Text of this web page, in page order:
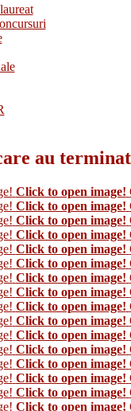
au
Click to open image!
Click to open image!
Click to open image!
Click to open image!
Click to open image!
Click to open image!
Click to open image!
Click to open image!
Click to open image!
Click to open image!
Click to open image!
Click to open image!
Click to open image!
Click to open image!
Click to open image!
Click to open image!